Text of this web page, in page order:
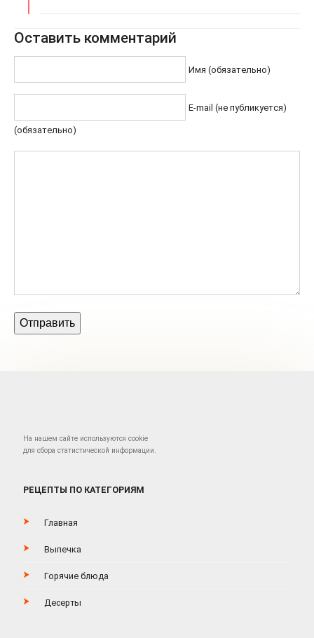
Оставить комментарий
Имя (обязательно)
E-mail (не публикуется)
(обязательно)
На нашем сайте используются cookie
для сбора статистической информации.
РЕЦЕПТЫ ПО КАТЕГОРИЯМ
Главная
Выпечка
Горячие блюда
Десерты